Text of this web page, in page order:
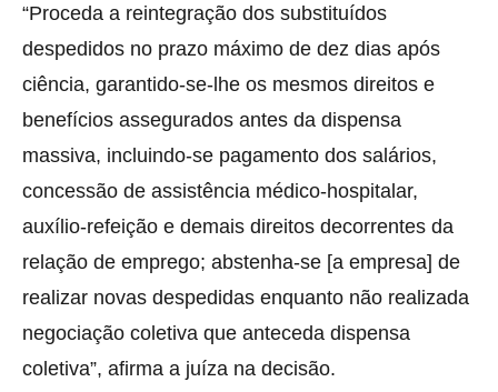
“Proceda a reintegração dos substituídos
despedidos no prazo máximo de dez dias após
ciência, garantido-se-lhe os mesmos direitos e
benefícios assegurados antes da dispensa
massiva, incluindo-se pagamento dos salários,
concessão de assistência médico-hospitalar,
auxílio-refeição e demais direitos decorrentes da
relação de emprego; abstenha-se [a empresa] de
realizar novas despedidas enquanto não realizada
negociação coletiva que anteceda dispensa
coletiva”, afirma a juíza na decisão.